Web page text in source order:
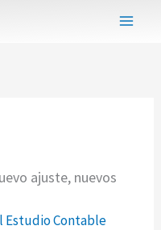
ajuste, nuevos
Estudio Contable